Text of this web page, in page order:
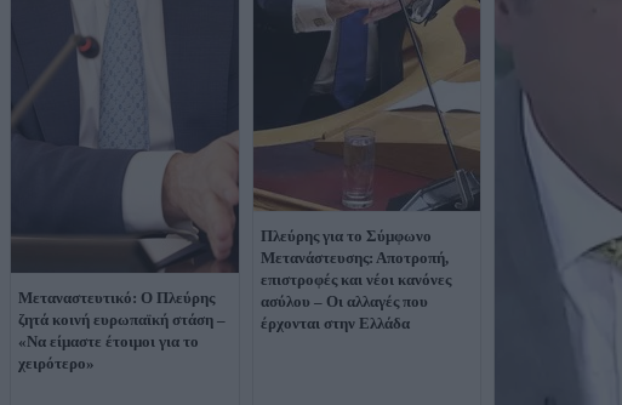
Μεταναστευτικό: Ο Πλεύρης
ζητά κοινή ευρωπαϊκή στάση –
«Να είμαστε έτοιμοι για το
χειρότερο»
Πλεύρης για το Σύμφωνο
Μετανάστευσης: Αποτροπή,
επιστροφές και νέοι κανόνες
ασύλου – Οι αλλαγές που
έρχονται στην Ελλάδα